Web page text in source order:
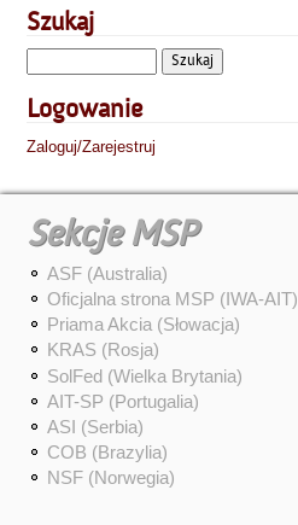
Szukaj
Logowanie
Zaloguj/Zarejestruj
Sekcje MSP
ASF (Australia)
Oficjalna strona MSP (IWA-AIT)
Priama Akcia (Słowacja)
KRAS (Rosja)
SolFed (Wielka Brytania)
AIT-SP (Portugalia)
ASI (Serbia)
COB (Brazylia)
NSF (Norwegia)